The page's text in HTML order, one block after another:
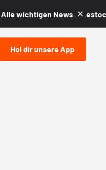
Alle wichtigen News &
Hol dir unsere App